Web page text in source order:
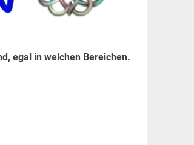
egal in welchen Bereichen.